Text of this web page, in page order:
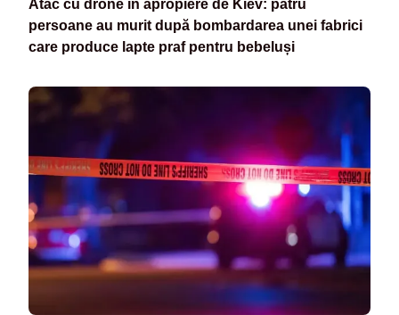
Atac cu drone în apropiere de Kiev: patru
persoane au murit după bombardarea unei fabrici
care produce lapte praf pentru bebeluși